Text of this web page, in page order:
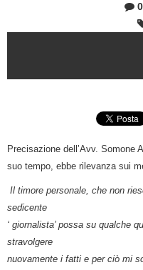
Precisazione dell’Avv.
suo tempo, ebbe rilevanza sui
Il timore personale, che non
sedicente
‘ giornalista’ possa su qualche
stravolgere
nuovamente i fatti e per ciò mi